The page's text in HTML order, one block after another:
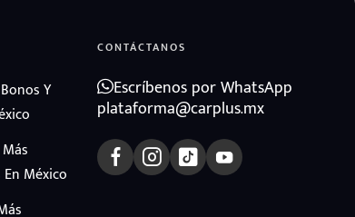
Y
México
CONTÁCTANOS
Escríbenos por WhatsApp
plataforma@carplus.mx